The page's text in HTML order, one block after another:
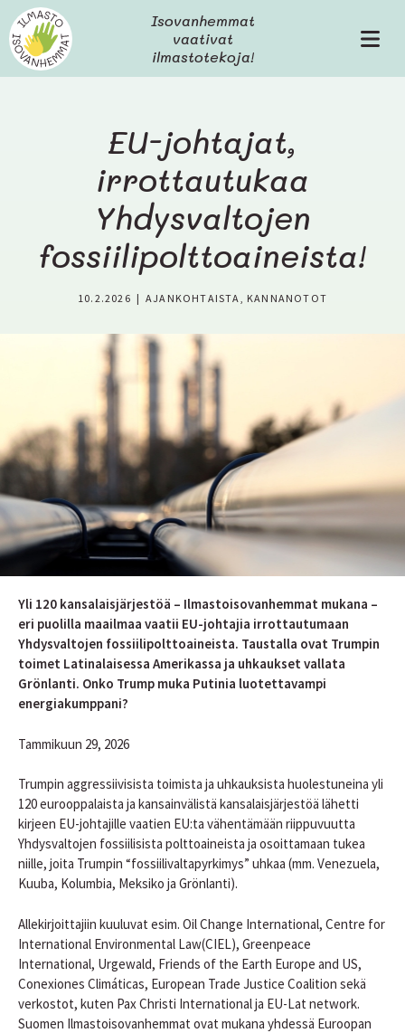
Isovanhemmat
vaativat
ilmastotekoja!
V
EU-johtajat,
irrottautukaa
Yhdysvaltojen
fossiilipolttoaineista!
10.2.2026 | AJANKOHTAISTA KANNANOTOT
Yli 120 kansalaisjärjestöä – Ilmastoisovanhemmat mukana –
eri puolilla maailmaa vaatii EU-johtajia irrottautumaan
Yhdysvaltojen fossiilipolttoaineista. Taustalla ovat Trumpin
toimet Latinalaisessa Amerikassa ja uhkaukset vallata
Grönlanti. Onko Trump muka Putinia luotettavampi
energiakumppani?
Tammikuun 29, 2026
Trumpin aggressiivisista toimista ja uhkauksista huolestuneina yli
120 eurooppalaista ja kansainvälistä kansalaisjärjestöä lähetti
kirjeen EU-johtajille vaatien EU:ta vähentämään riippuvuutta
Yhdysvaltojen fossiilisista polttoaineista ja osoittamaan tukea
niille, joita Trumpin “fossiilivaltapyrkimys” uhkaa (mm. Venezuela,
Kuuba, Kolumbia, Meksiko ja Grönlanti).
Allekirjoittajiin kuuluvat esim. Oil Change International, Centre for
International Environmental Law(CIEL), Greenpeace
International, Urgewald, Friends of the Earth Europe and US,
Conexiones Climáticas, European Trade Justice Coalition sekä
verkostot, kuten Pax Christi International ja EU-Lat network.
Suomen Ilmastoisovanhemmat ovat mukana yhdessä Euroopan